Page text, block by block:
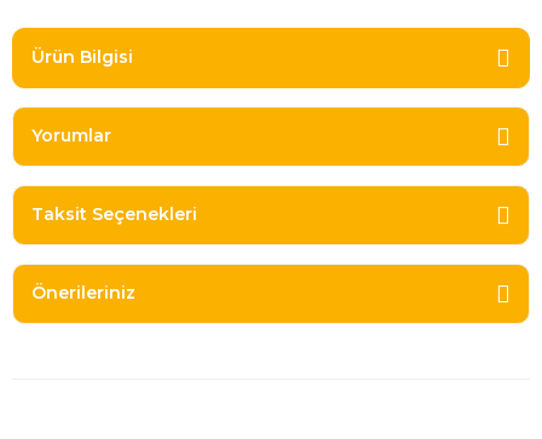
Ürün Bilgisi
Yorumlar
Taksit Seçenekleri
Önerileriniz